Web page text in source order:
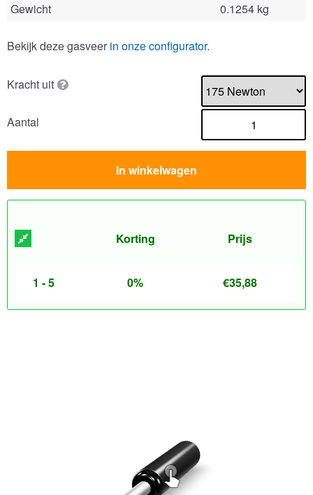
Gewicht
0.1254 kg
Bekijk deze gasveer in onze configurator.
Kracht uit
Aantal
In winkelwagen
Korting Prijs
1 - 5 0% €35,88